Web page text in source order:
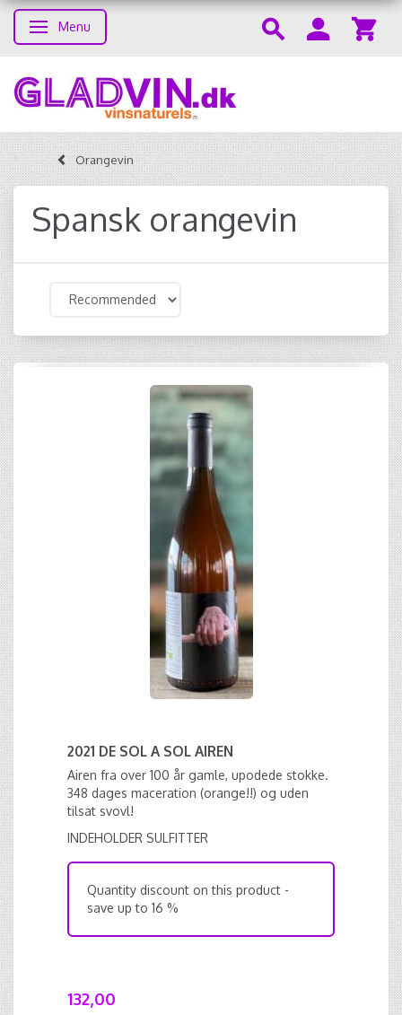
Toggle navigation
Menu
Orangevin
Spansk orangevin
2021 DE SOL A SOL AIREN
Airen fra over 100 år gamle, upodede stokke.
348 dages maceration (orange!!) og uden
tilsat svovl!
INDEHOLDER SULFITTER
Quantity discount on this product -
save up to 16 %
132,00